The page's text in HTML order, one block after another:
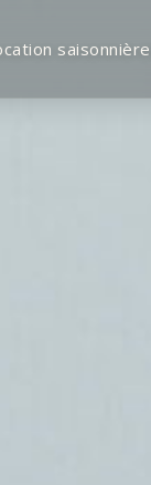
saisonnière